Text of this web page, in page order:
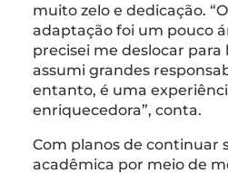
muito zelo e dedicação.
adaptação foi um pouco
precisei me deslocar para
assumi grandes
entanto, é uma
enriquecedora”, conta.
Com planos de continuar
acadêmica por meio de